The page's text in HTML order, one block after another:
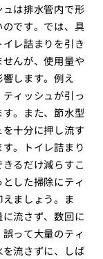
は排水管内で形
です。では、具
レ詰まりを引き
んが、使用量や
します。例え
ィッシュが引っ
。また、節水型
十分に押し流す
。トイレ詰まり
るだけ減らすこ
した掃除にティ
ましょう。ま
流さず、数回に
って大量のティ
流さずに、しば